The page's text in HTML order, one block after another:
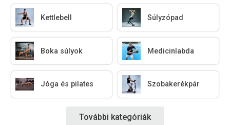
Kettlebell Súlyzópad
Boka súlyok Medicinlabda
Jóga és pilates Szobakerékpár
További kategóriák